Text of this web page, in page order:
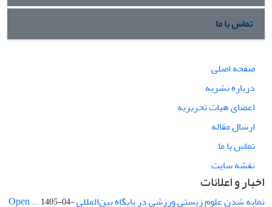
تماس با ما
صفحه اصلی
درباره نشریه
اعضای هیات تحریریه
ارسال مقاله
تماس با ما
نقشه سایت
اخبار و اعلانات
نمایه شدن علوم زیستی ورزشی در پایگاه بین‌المللی Open ...1405-04-